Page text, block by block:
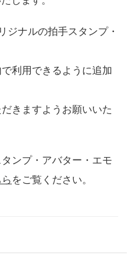
ジナルの拍手スタンプ・
利用できるように追加
きますようお願いいた
ンプ・アバター・エモ
をご覧ください。